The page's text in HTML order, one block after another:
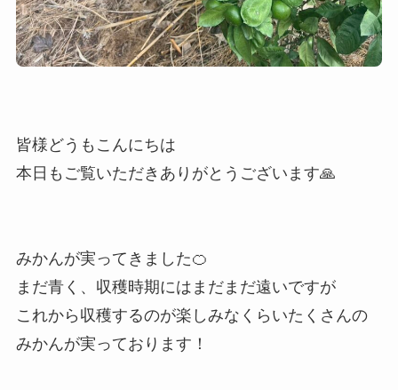
皆様どうもこんにちは
本日もご覧いただきありがとうございます🙏
みかんが実ってきました🍊
まだ青く、収穫時期にはまだまだ遠いですが
これから収穫するのが楽しみなくらいたくさんの
みかんが実っております！